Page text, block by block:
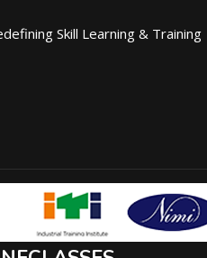
Skill Learning & Training